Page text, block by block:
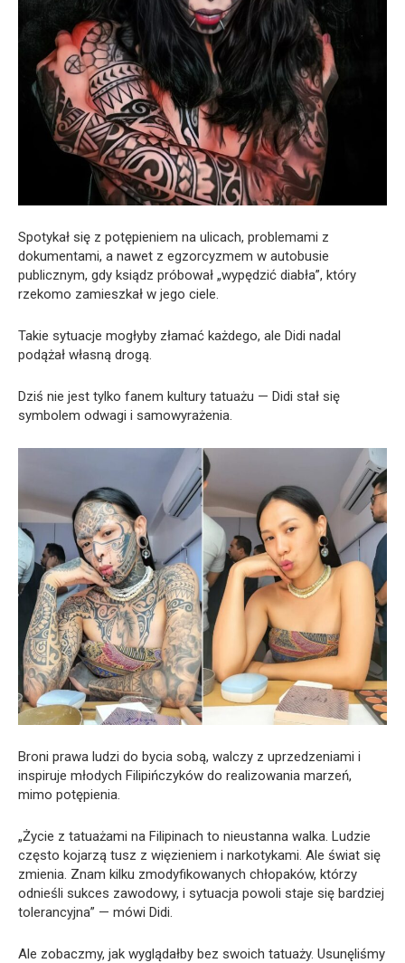
Spotykał się z potępieniem na ulicach, problemami z
dokumentami, a nawet z egzorcyzmem w autobusie
publicznym, gdy ksiądz próbował „wypędzić diabła”, który
rzekomo zamieszkał w jego ciele.
Takie sytuacje mogłyby złamać każdego, ale Didi nadal
podążał własną drogą.
Dziś nie jest tylko fanem kultury tatuażu — Didi stał się
symbolem odwagi i samowyrażenia.
Broni prawa ludzi do bycia sobą, walczy z uprzedzeniami i
inspiruje młodych Filipińczyków do realizowania marzeń,
mimo potępienia.
„Życie z tatuażami na Filipinach to nieustanna walka. Ludzie
często kojarzą tusz z więzieniem i narkotykami. Ale świat się
zmienia. Znam kilku zmodyfikowanych chłopaków, którzy
odnieśli sukces zawodowy, i sytuacja powoli staje się bardziej
tolerancyjna” — mówi Didi.
Ale zobaczmy, jak wyglądałby bez swoich tatuaży. Usunęliśmy